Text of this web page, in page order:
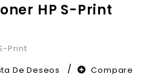
HP S-Print
Print
De Deseos
Compare